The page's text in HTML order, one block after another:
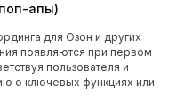
апы)
для Озон и других
появляются при первом
пользователя и
о ключевых функциях или